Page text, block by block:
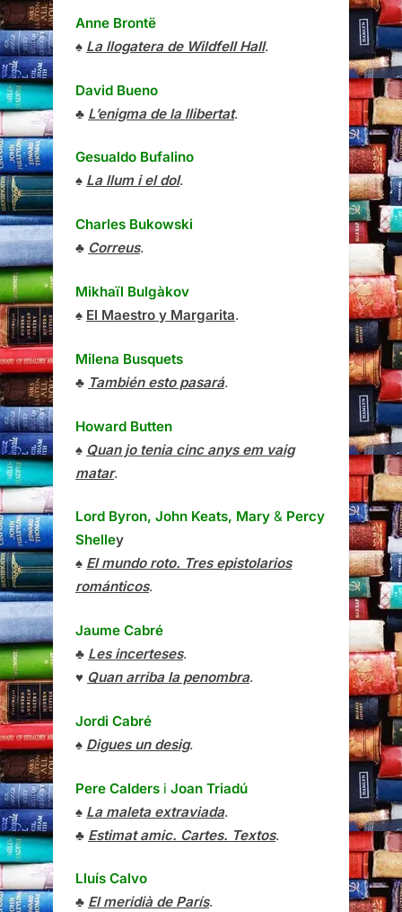
Anne Brontë
♠ La llogatera de Wildfell Hall.
David Bueno
♣ L’enigma de la llibertat.
Gesualdo Bufalino
♠ La llum i el dol.
Charles Bukowski
♣ Correus.
Mikhaïl Bulgàkov
♠ El Maestro y Margarita.
Milena Busquets
♣ También esto pasará.
Howard Butten
♠ Quan jo tenia cinc anys em vaig
matar.
Lord Byron, John Keats, Mary & Percy
Shelley
♠ El mundo roto. Tres epistolarios
románticos.
Jaume Cabré
♣ Les incerteses.
♥ Quan arriba la penombra.
Jordi Cabré
♠ Digues un desig.
Pere Calders i Joan Triadú
♠ La maleta extraviada.
♣ Estimat amic. Cartes. Textos.
Lluís Calvo
♣ El meridià de París.